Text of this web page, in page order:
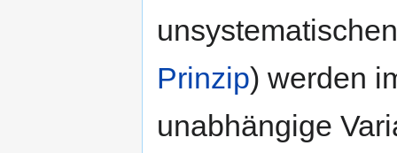
Prinzip) werden
unabhängige